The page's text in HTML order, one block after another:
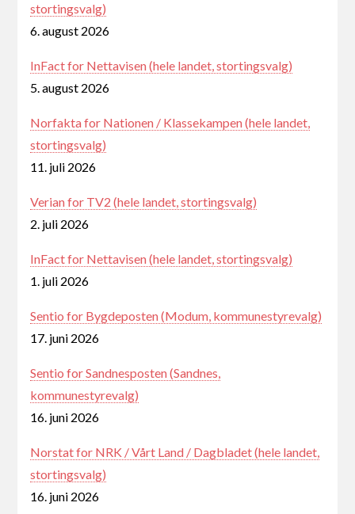
stortingsvalg)
6. august 2026
InFact for Nettavisen (hele landet, stortingsvalg)
5. august 2026
Norfakta for Nationen / Klassekampen (hele landet,
stortingsvalg)
11. juli 2026
Verian for TV2 (hele landet, stortingsvalg)
2. juli 2026
InFact for Nettavisen (hele landet, stortingsvalg)
1. juli 2026
Sentio for Bygdeposten (Modum, kommunestyrevalg)
17. juni 2026
Sentio for Sandnesposten (Sandnes,
kommunestyrevalg)
16. juni 2026
Norstat for NRK / Vårt Land / Dagbladet (hele landet,
stortingsvalg)
16. juni 2026